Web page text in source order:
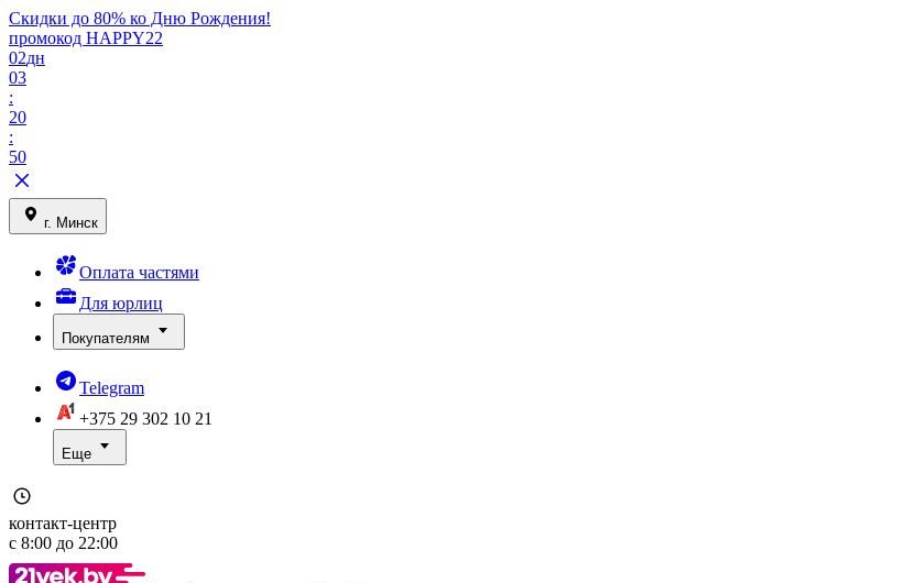
Скидки до 80% ко Дню Рождения!
промокод HAPPY22
02дн
03
:
20
:
50
г. Минск
Оплата частями
Для юрлиц
Покупателям
Telegram
+375 29 302 10 21
Еще
контакт-центр
с 8:00 до 22:00